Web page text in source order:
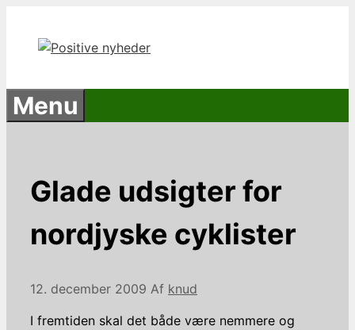
indhold
Menu
Glade udsigter for
nordjyske cyklister
12. december 2009 Af knud
I fremtiden skal det både være nemmere og